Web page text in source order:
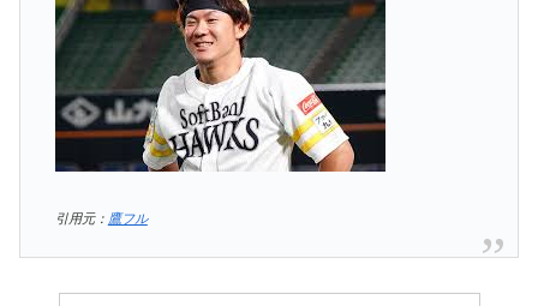
引用元： 鷹フル